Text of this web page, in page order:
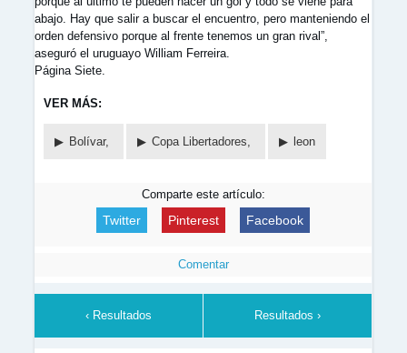
abajo. Hay que salir a buscar el encuentro, pero manteniendo el
orden defensivo porque al frente tenemos un gran rival”,
aseguró el uruguayo William Ferreira.
Página Siete.
VER MÁS:
Bolívar, Copa Libertadores, leon
Comparte este artículo:
Twitter Pinterest Facebook
Comentar
‹ Resultados Resultados ›